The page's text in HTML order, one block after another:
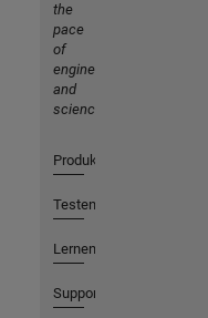
the
pace
of
engineering
and
science
Produkte
Testen oder Kaufen
Lernen
Support